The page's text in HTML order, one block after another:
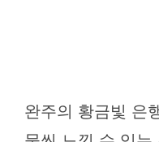
완주의 황금빛 은